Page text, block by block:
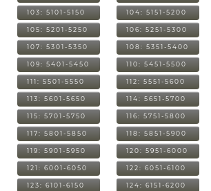
103: 5101-5150 104: 5151-5200
105: 5201-5250 106: 5251-5300
107: 5301-5350 108: 5351-5400
109: 5401-5450 110: 5451-5500
111: 5501-5550 112: 5551-5600
113: 5601-5650 114: 5651-5700
115: 5701-5750 116: 5751-5800
117: 5801-5850 118: 5851-5900
119: 5901-5950 120: 5951-6000
121: 6001-6050 122: 6051-6100
123: 6101-6150 124: 6151-6200